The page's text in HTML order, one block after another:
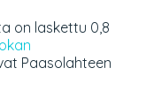
on laskettu 0,8
Paasolahteen